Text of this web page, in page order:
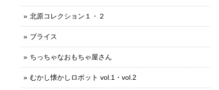
北原コレクション１・２
ブライス
ちっちゃなおもちゃ屋さん
むかし懐かしロボット vol.1・vol.2